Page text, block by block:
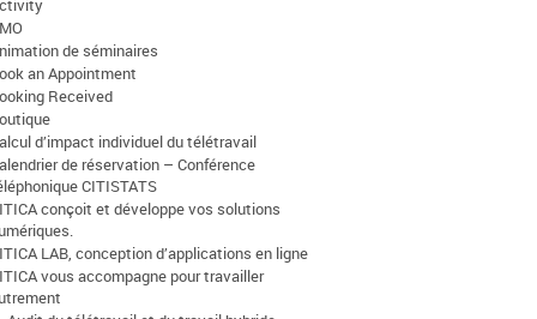
de séminaires
an Appointment
Received
d’impact individuel du télétravail
de réservation – Conférence
CITISTATS
conçoit et développe vos solutions
LAB, conception d’applications en ligne
vous accompagne pour travailler